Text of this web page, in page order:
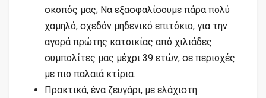
σκοπός μας; Να εξασφαλίσουμε πάρα πολύ
χαμηλό, σχεδόν μηδενικό επιτόκιο, για την
αγορά πρώτης κατοικίας από χιλιάδες
συμπολίτες μας μέχρι 39 ετών, σε περιοχές
με πιο παλαιά κτίρια.
Πρακτικά, ένα ζευγάρι, με ελάχιστη